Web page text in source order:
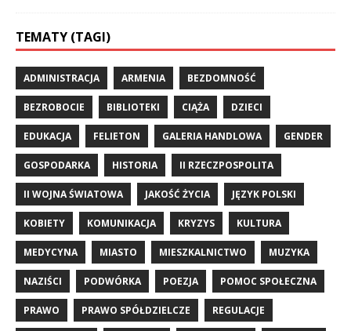
TEMATY (TAGI)
ADMINISTRACJA ARMENIA BEZDOMNOŚĆ
BEZROBOCIE BIBLIOTEKI CIĄŻA DZIECI
EDUKACJA FELIETON GALERIA HANDLOWA GENDER
GOSPODARKA HISTORIA II RZECZPOSPOLITA
II WOJNA ŚWIATOWA JAKOŚĆ ŻYCIA JĘZYK POLSKI
KOBIETY KOMUNIKACJA KRYZYS KULTURA
MEDYCYNA MIASTO MIESZKALNICTWO MUZYKA
NAZIŚCI PODWÓRKA POEZJA POMOC SPOŁECZNA
PRAWO PRAWO SPÓŁDZIELCZE REGULACJE